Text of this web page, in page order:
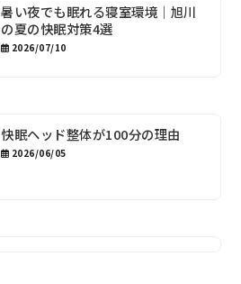
暑い夜でも眠れる寝室環境｜旭川
の夏の快眠対策4選
2026/07/10
快眠ヘッド整体が100分の理由
2026/06/05